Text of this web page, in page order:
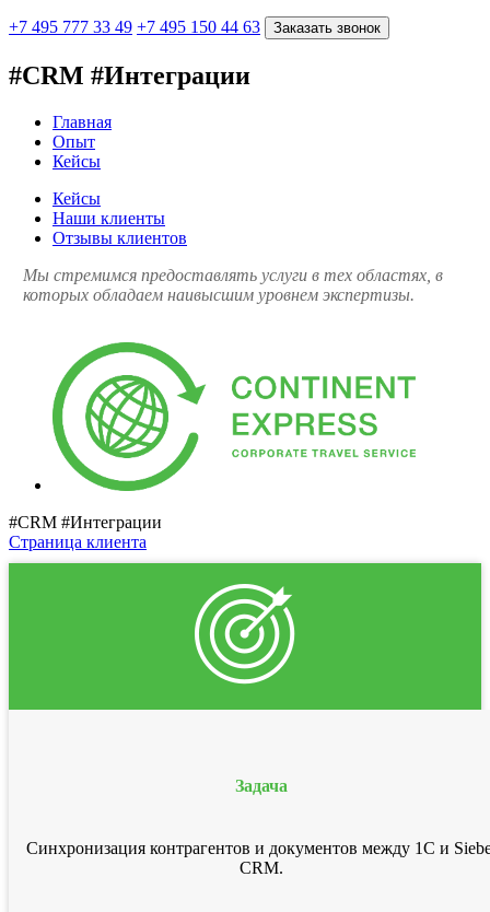
+7 495 777 33 49 +7 495 150 44 63 Заказать звонок
#CRM #Интеграции
Главная
Опыт
Кейсы
Кейсы
Наши клиенты
Отзывы клиентов
Мы стремимся предоставлять услуги в тех областях, в
которых обладаем наивысшим уровнем экспертизы.
#CRM #Интеграции
Страница клиента
Задача
Синхронизация контрагентов и документов между 1С и
CRM.